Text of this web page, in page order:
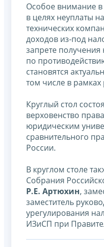
Особое внимание в
в целях неуплаты
технических
доходов из-под
запрете
по
становятся
том числе в
Круглый стол
верховенство
юридическим
сравнительного
России.
В круглом столе
Собрания
Р.Е. Артюхин,
заместитель
урегулирования
ИЗиСП при